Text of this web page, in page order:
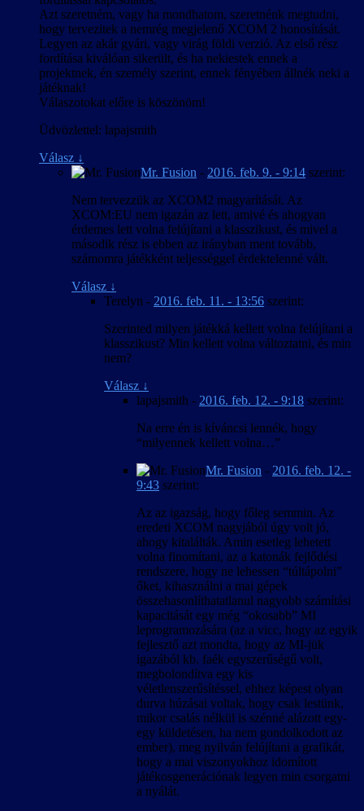
Azt szeretném, vagy ha mondhatom, szeretnénk megtudni,
hogy tervezitek a nemrég megjelenő XCOM 2 honosítását.
Legyen az akár gyári, vagy virág földi verzió. Az első rész
fordítása kiválóan sikerült, és ha nekiestek ennek a
projektnek, én személy szerint, ennek fényében állnék neki a
játéknak!
Válaszotokat előre is köszönöm!
Üdvözlettel: lapajsmith
Válasz ↓
Mr. Fusion - 2016. feb. 9. - 9:14 szerint:
Nem tervezzük az XCOM2 magyarítását. Az
XCOM:EU nem igazán az lett, amivé és ahogyan
érdemes lett volna felújítani a klasszikust, és mivel a
második rész is ebben az irányban ment tovább,
számomra játékként teljességgel érdektelenné vált.
Válasz ↓
Terelyn - 2016. feb. 11. - 13:56 szerint:
Szerinted milyen játékká kellett volna felújítani a
klasszikust? Min kellett volna változtatni, és min
nem?
Válasz ↓
lapajsmith - 2016. feb. 12. - 9:18 szerint:
Na erre én is kíváncsi lennék, hogy
“milyennek kellett volna…”
Mr. Fusion - 2016. feb. 12. -
9:43 szerint:
Az az igazság, hogy főleg semmin. Az
eredeti XCOM nagyjából úgy volt jó,
ahogy kitalálták. Amin esetleg lehetett
volna finomítani, az a katonák fejlődési
rendszere, hogy ne lehessen “túltápolni”
őket, kihasználni a mai gépek
összehasonlíthatatlanul nagyobb számítási
kapacitását egy még “okosabb” MI
leprogramozására (az a vicc, hogy az egyik
fejlesztő azt mondta, hogy az MI-jük
igazából kb. faék egyszerűségű volt,
megbolondítva egy kis
véletlenszerűsítéssel, ehhez képest olyan
durva húzásai voltak, hogy csak lestünk,
mikor csalás nélkül is szénné alázott egy-
egy küldetésen, ha nem gondolkodott az
ember), meg nyilván felújítani a grafikát,
hogy a mai viszonyokhoz idomított
játékosgenerációnak legyen min csorgatni
a nyálát.